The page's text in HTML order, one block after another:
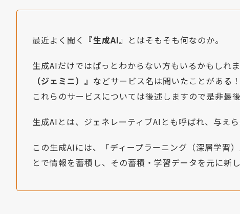
最近よく聞く 『生成AI』 とはそもそも何なのか。
生成AIだけではぱっとわからない方もいるかもしれま
（ジェミニ）』 などサービス名は聞いたことがある
これらのサービスについては後述しますので是非最
生成AIとは、ジェネレーティブAIとも呼ばれ、与え
この生成AIには、「ディープラーニング（深層学習
とで情報を蓄積し、その蓄積・学習データを元に新